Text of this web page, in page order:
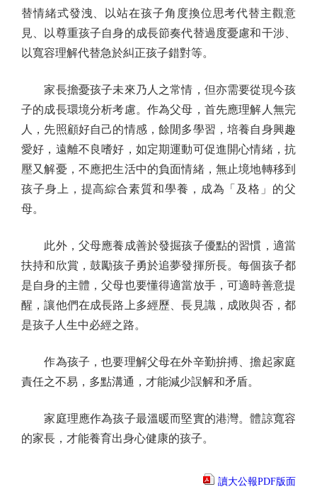
替情緒式發洩、以站在孩子角度換位思考代替主觀意
見、以尊重孩子自身的成長節奏代替過度憂慮和干涉、
以寬容理解代替急於糾正孩子錯對等。
家長擔憂孩子未來乃人之常情，但亦需要從現今孩
子的成長環境分析考慮。作為父母，首先應理解人無完
人，先照顧好自己的情感，餘閒多學習，培養自身興趣
愛好，遠離不良嗜好，如定期運動可促進開心情緒，抗
壓又解憂，不應把生活中的負面情緒，無止境地轉移到
孩子身上，提高綜合素質和學養，成為「及格」的父
母。
此外，父母應養成善於發掘孩子優點的習慣，適當
扶持和欣賞，鼓勵孩子勇於追夢發揮所長。每個孩子都
是自身的主體，父母也要懂得適當放手，可適時善意提
醒，讓他們在成長路上多經歷、長見識，成敗與否，都
是孩子人生中必經之路。
作為孩子，也要理解父母在外辛勤拚搏、擔起家庭
責任之不易，多點溝通，才能減少誤解和矛盾。
家庭理應作為孩子最溫暖而堅實的港灣。體諒寬容
的家長，才能養育出身心健康的孩子。
讀大公報PDF版面